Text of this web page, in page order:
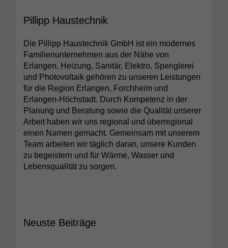
Pillipp Haustechnik
Die Pillipp Haustechnik GmbH ist ein modernes
Familienunternehmen aus der Nähe von
Erlangen. Heizung, Sanitär, Elektro, Spenglerei
und Photovoltaik gehören zu unseren Leistungen
für die Region Erlangen, Forchheim und
Erlangen-Höchstadt. Durch Kompetenz in der
Planung und Beratung sowie die Qualität unserer
Arbeit haben wir uns regional und überregional
einen Namen gemacht. Gemeinsam mit unserem
Team arbeiten wir täglich daran, unsere Kunden
zu begeistern und für Wärme, Wasser und
Lebensqualität zu sorgen.
Neuste Beiträge